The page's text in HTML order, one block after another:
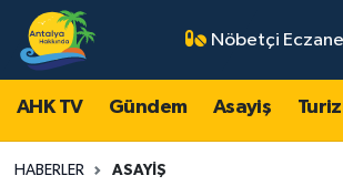
Nöbetçi Eczane
AHK TV Gündem Asayiş
HABERLER ASAYIŞ
AHK TV
Gündem
Antalya Nöbetçi Eczaneler
Antalya Hava Durumu